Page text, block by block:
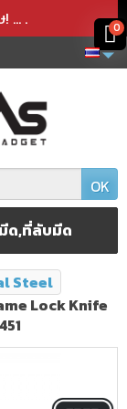
... .
OK
ด,ที่ลับมีด
Steel
Lock Knife
0